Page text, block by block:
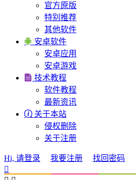
官方原版
特别推荐
其他软件
 安卓软件
安卓应用
安卓游戏
 技术教程
软件教程
最新资讯
 关于本站
侵权删除
关于注册
Hi, 请登录 我要注册
找回密码
